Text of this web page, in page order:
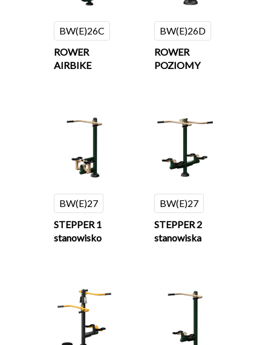
BW(E)26C
ROWER
AIRBIKE
BW(E)26D
ROWER
POZIOMY
BW(E)27
STEPPER 1
stanowisko
BW(E)27
STEPPER 2
stanowiska